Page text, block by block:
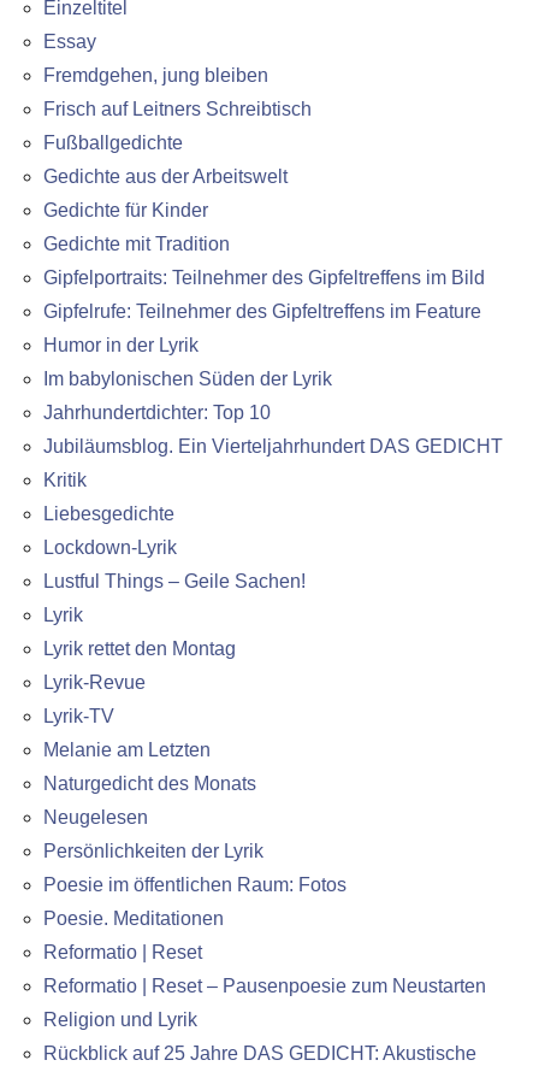
Einzeltitel
Essay
Fremdgehen, jung bleiben
Frisch auf Leitners Schreibtisch
Fußballgedichte
Gedichte aus der Arbeitswelt
Gedichte für Kinder
Gedichte mit Tradition
Gipfelportraits: Teilnehmer des Gipfeltreffens im Bild
Gipfelrufe: Teilnehmer des Gipfeltreffens im Feature
Humor in der Lyrik
Im babylonischen Süden der Lyrik
Jahrhundertdichter: Top 10
Jubiläumsblog. Ein Vierteljahrhundert DAS GEDICHT
Kritik
Liebesgedichte
Lockdown-Lyrik
Lustful Things – Geile Sachen!
Lyrik
Lyrik rettet den Montag
Lyrik-Revue
Lyrik-TV
Melanie am Letzten
Naturgedicht des Monats
Neugelesen
Persönlichkeiten der Lyrik
Poesie im öffentlichen Raum: Fotos
Poesie. Meditationen
Reformatio | Reset
Reformatio | Reset – Pausenpoesie zum Neustarten
Religion und Lyrik
Rückblick auf 25 Jahre DAS GEDICHT: Akustische